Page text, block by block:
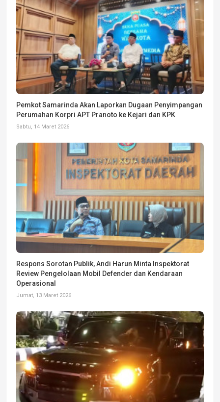
Pemkot Samarinda Akan Laporkan Dugaan Penyimpangan
Perumahan Korpri APT Pranoto ke Kejari dan KPK
Sabtu, 14 Maret 2026
Respons Sorotan Publik, Andi Harun Minta Inspektorat
Review Pengelolaan Mobil Defender dan Kendaraan
Operasional
Jumat, 13 Maret 2026